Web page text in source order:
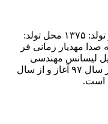
نتایج مشاهده همه نتایج زمانی فر، مهدیار تولد: ۱۳۷۵ محل تولد:
صدا مهدیار زمانی فر
التحصیل لیسانس مهندسی
عمران می باشد. او فعالیت گویندگی را از سال ۹۷ آغاز و از سال